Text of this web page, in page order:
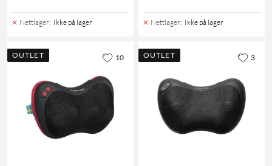
Nettlager: Ikke på lager Nettlager: Ikke på lager
OUTLET 10 OUTLET 3